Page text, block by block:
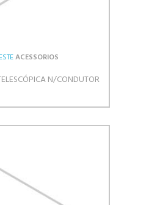
ACESSORIOS
N/CONDUTOR